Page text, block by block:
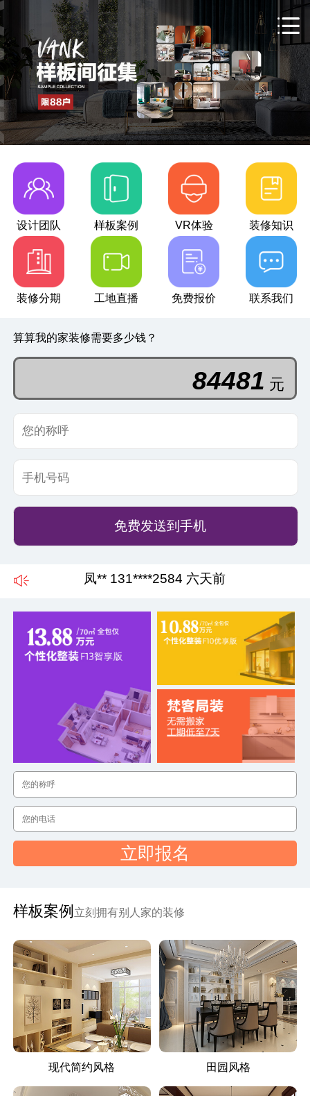
设计团队 样板案例 VR体验 装修知识
装修分期 工地直播 免费报价 联系我们
算算我的家装修需要多少钱？
88324 元
免费发送到手机
凤** 131****2584 六天前
立即报名
样板案例 立刻拥有别人家的装修
现代简约风格 田园风格